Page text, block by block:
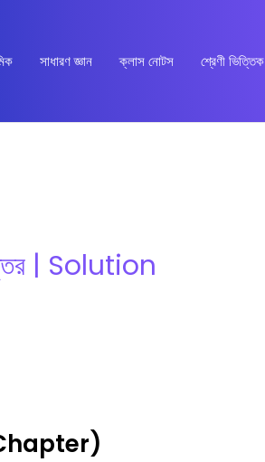
সাধারণ জ্ঞান ক্লাস নোটস শ্রেণী ভিত্তিক
| Solution
Chapter)